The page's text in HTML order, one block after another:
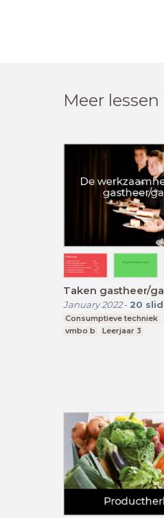
Meer
Taken gastheer/
January 2022- 20
Consumptieve techniek
vmbo b
Leerjaar 3